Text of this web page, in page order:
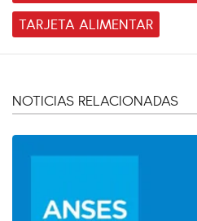
TARJETA ALIMENTAR
NOTICIAS RELACIONADAS